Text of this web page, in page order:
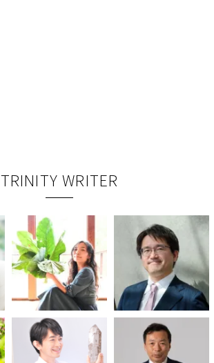
TRINITY WRITER